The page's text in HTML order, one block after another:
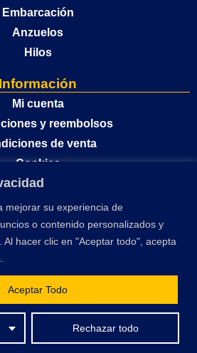
mejorar su experiencia de
o contenido personalizados y
hacer clic en "Aceptar todo", acepta
Rechazar todo
Aceptar Todo
Embarcación
Anzuelos
Hilos
Información
Mi cuenta
y reembolsos
de venta
Cookies
de privacidad
– Next Generation EU